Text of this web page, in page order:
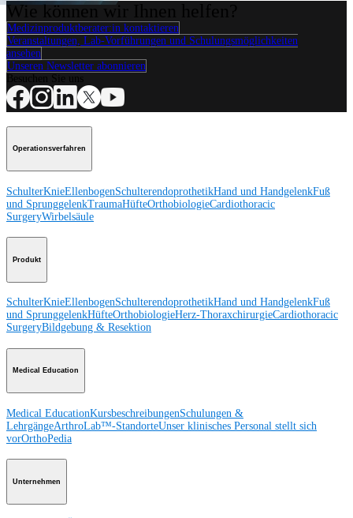
Wie können wir Ihnen helfen?
Medizinproduktberater:in kontaktieren
Veranstaltungen, Lab-Vorführungen und Schulungsmöglichkeiten
ansehen
Unseren Newsletter abonnieren
Operationsverfahren
SchulterKnieEllenbogenSchulterendoprothetikHand und HandgelenkFuß
und SprunggelenkTraumaHüfteOrthobiologieCardiothoracic
SurgeryWirbelsäule
Produkt
SchulterKnieEllenbogenSchulterendoprothetikHand und HandgelenkFuß
und SprunggelenkHüfteOrthobiologieHerz-ThoraxchirurgieCardiothoracic
SurgeryBildgebung & Resektion
Medical Education
Medical EducationKursbeschreibungenSchulungen &
LehrgängeArthroLab™-StandorteUnser klinisches Personal stellt sich
vorOrthoPedia
Unternehmen